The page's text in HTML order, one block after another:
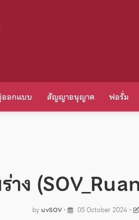
ออกแบบ สัญญาอนุญาต ฟอรั่ม
าง
by uvSOV • 05 October 2024 •